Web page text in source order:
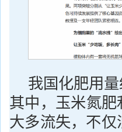
我国化肥用
其中，玉米氮
大多流失，不